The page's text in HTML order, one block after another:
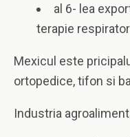
al 6- lea
terapie
Mexicul este
ortopedice, tifon si
Industria